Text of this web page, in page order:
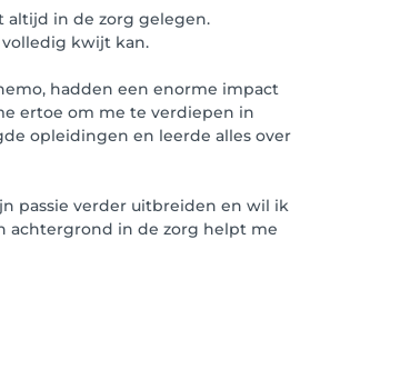
altijd in de zorg gelegen.
kwijt kan.
hadden een enorme impact
ertoe om me te verdiepen in
opleidingen en leerde alles over
passie verder uitbreiden en wil ik
achtergrond in de zorg helpt me